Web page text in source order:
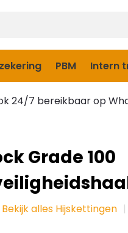
PBM Intern
24/7 bereikbaar op
Grade 100
Bekijk alles Hijskettingen